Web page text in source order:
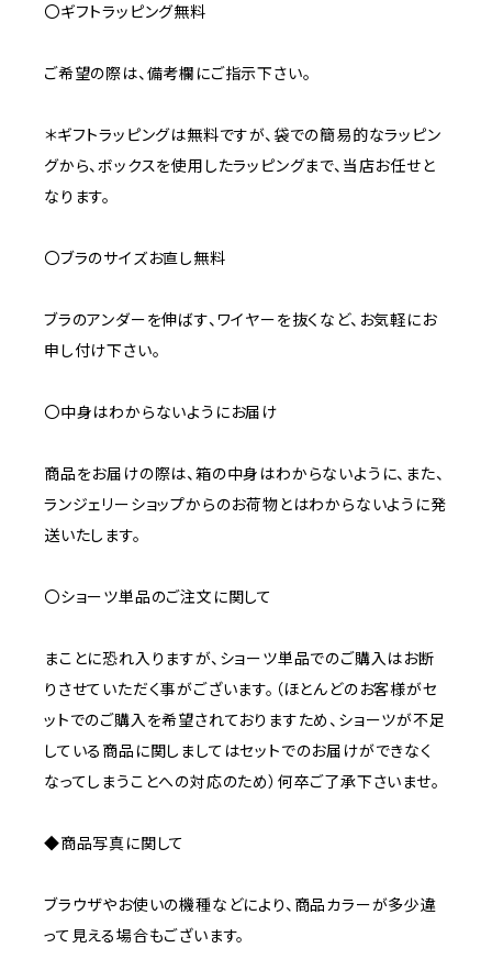
〇ギフトラッピング無料
ご希望の際は、備考欄にご指示下さい。
＊ギフトラッピングは無料ですが、袋での簡易的なラッピン
グから、ボックスを使用したラッピングまで、当店お任せと
なります。
〇ブラのサイズお直し無料
ブラのアンダーを伸ばす、ワイヤーを抜くなど、お気軽にお
申し付け下さい。
〇中身はわからないようにお届け
商品をお届けの際は、箱の中身はわからないように、また、
ランジェリーショップからのお荷物とはわからないように発
送いたします。
〇ショーツ単品のご注文に関して
まことに恐れ入りますが、ショーツ単品でのご購入はお断
りさせていただく事がございます。（ほとんどのお客様がセ
ットでのご購入を希望されておりますため、ショーツが不足
している商品に関しましてはセットでのお届けができなく
なってしまうことへの対応のため）何卒ご了承下さいませ。
◆商品写真に関して
ブラウザやお使いの機種などにより、商品カラーが多少違
って見える場合もございます。